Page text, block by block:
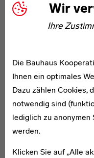
Wir
Ihre
Die Bauhaus
Ihnen ein optimales
Dazu zählen Cookies,
notwendig sind
lediglich zu
werden.
Klicken Sie auf „Alle
Reiseart:
Bus, Bahn, zu Fuß,
Die hier skizzierte
selbstorganisierte
Berlin Dessau